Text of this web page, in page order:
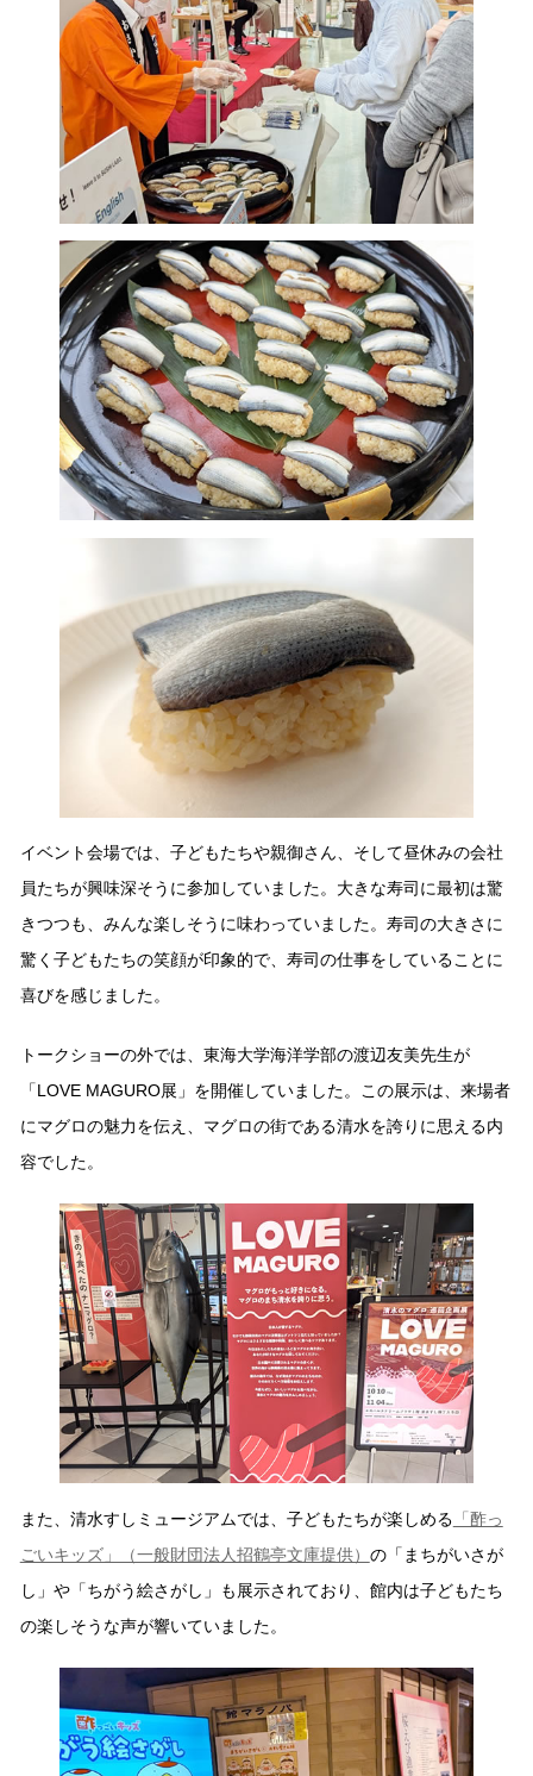
イベント会場では、子どもたちや親御さん、そして昼休みの会社
員たちが興味深そうに参加していました。大きな寿司に最初は驚
きつつも、みんな楽しそうに味わっていました。寿司の大きさに
驚く子どもたちの笑顔が印象的で、寿司の仕事をしていることに
喜びを感じました。
トークショーの外では、東海大学海洋学部の渡辺友美先生が
「LOVE MAGURO展」を開催していました。この展示は、来場者
にマグロの魅力を伝え、マグロの街である清水を誇りに思える内
容でした。
また、清水すしミュージアムでは、子どもたちが楽しめる 「酢っ
ごいキッズ」（一般財団法人招鶴亭文庫提供） の「まちがいさが
し」や「ちがう絵さがし」も展示されており、館内は子どもたち
の楽しそうな声が響いていました。